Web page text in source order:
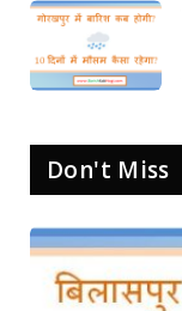
Don't Miss